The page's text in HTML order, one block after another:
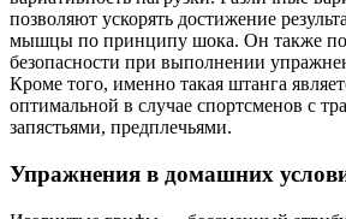
позволяют ускорять достижение
мышцы по принципу шока. Он также
безопасности при выполнении
Кроме того, именно такая штанга
оптимальной в случае спортсменов с
запястьями, предплечьями.
Упражнения в домашних